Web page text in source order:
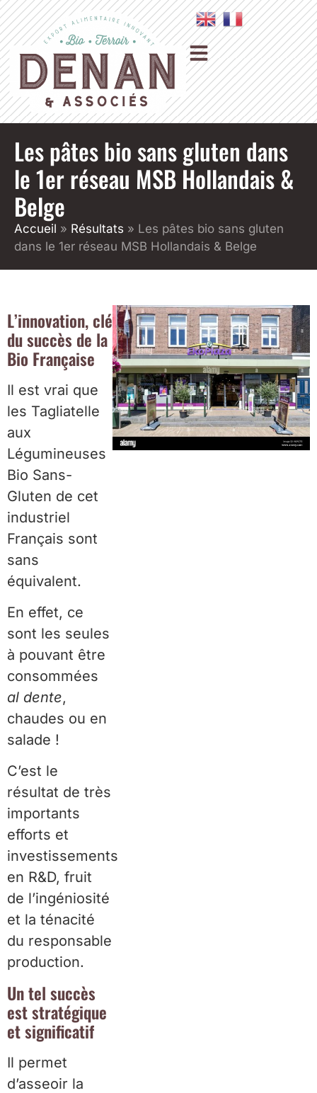
Les pâtes bio sans gluten dans
le 1er réseau MSB Hollandais &
Belge
Accueil » Résultats » Les pâtes bio sans gluten
dans le 1er réseau MSB Hollandais & Belge
L’innovation, clé
du succès de la
Bio Française
Il est vrai que
les Tagliatelle
aux
Légumineuses
Bio Sans-
Gluten de cet
industriel
Français sont
sans
équivalent.
En effet, ce
sont les seules
à pouvant être
consommées
al dente,
chaudes ou en
salade !
C’est le
résultat de très
importants
efforts et
investissements
en R&D, fruit
de l’ingéniosité
et la ténacité
du responsable
production.
Un tel succès
est stratégique
et significatif
Il permet
d’asseoir la